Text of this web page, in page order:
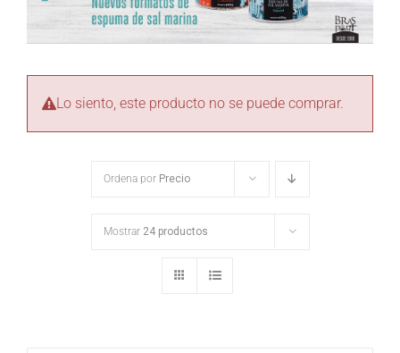
Lo siento, este producto no se puede comprar.
Ordena por Precio
Mostrar 24 productos